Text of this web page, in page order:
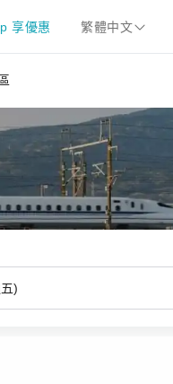
繁體中文
享優惠